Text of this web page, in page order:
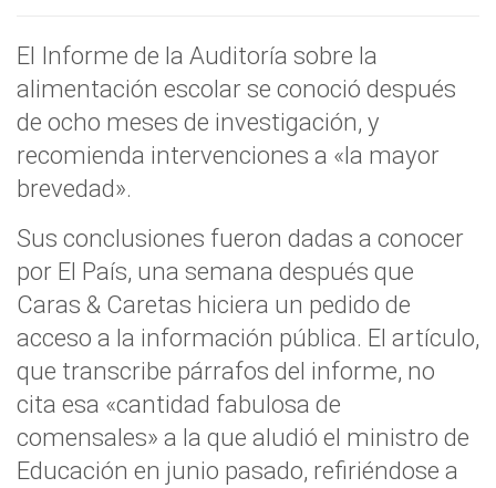
El Informe de la Auditoría sobre la
alimentación escolar se conoció después
de ocho meses de investigación, y
recomienda intervenciones a «la mayor
brevedad».
Sus conclusiones fueron dadas a conocer
por El País, una semana después que
Caras & Caretas hiciera un pedido de
acceso a la información pública. El artículo,
que transcribe párrafos del informe, no
cita esa «cantidad fabulosa de
comensales» a la que aludió el ministro de
Educación en junio pasado, refiriéndose a